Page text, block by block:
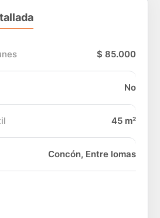
$ 85.000
No
45 m²
Concón, Entre lomas